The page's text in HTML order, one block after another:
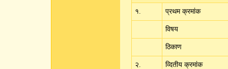
१. प्रथम क्रमांक
विषय
ठिकाण
२. व्दितीय क्रमांक